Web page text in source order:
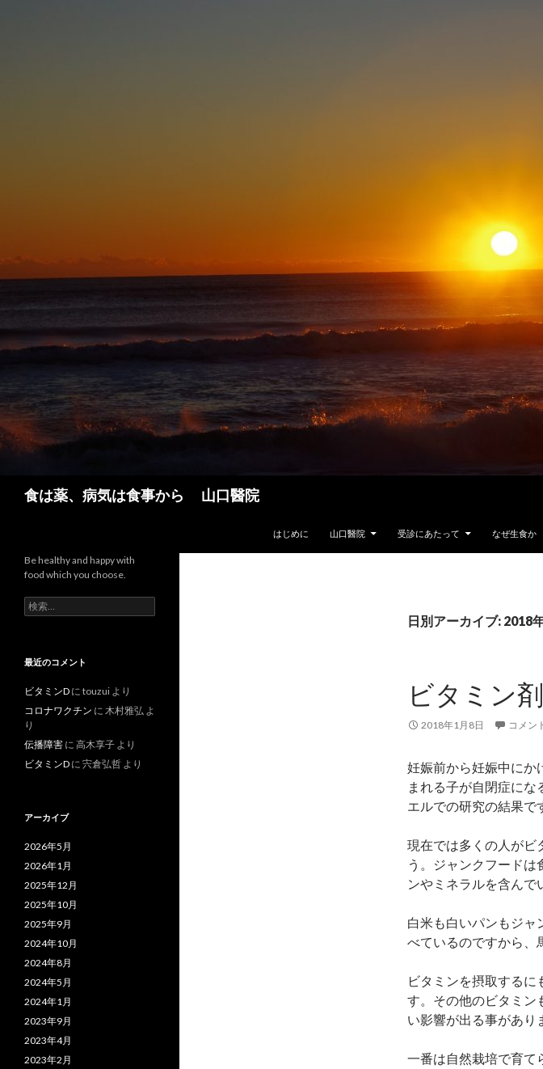
食は薬、病気は食事から 山口醫院
はじめに
山口醫院 受診にあたって なぜ生食か
日別アーカイブ: 2018
ビタミン
2018年1月8日 コメン
妊娠前から妊娠中にか
まれる子が自閉症に
エルでの研究の結果で
現在では多くの人がビ
う。ジャンクフードは
ンやミネラルを含んで
白米も白いパンもジャ
べているのですから、
ビタミンを摂取するに
す。その他のビタミン
い影響が出る事があり
一番は自然栽培で育て
Be healthy and happy with
food which you choose.
検
索:
最近のコメント
ビタミンD に touzui より
コロナワクチン に 木村雅弘 よ
り
伝播障害 に 高木享子 より
ビタミンD に 宍倉弘哲 より
アーカイブ
2026年5月
2026年1月
2025年12月
2025年10月
2025年9月
2024年10月
2024年8月
2024年5月
2024年1月
2023年9月
2023年4月
2023年2月